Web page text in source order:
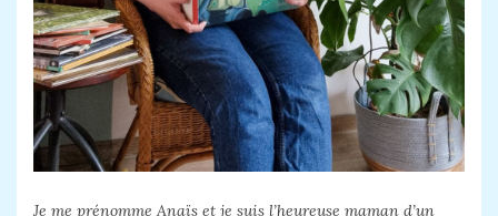
Je me prénomme Anaïs et je suis l’heureuse maman d’un